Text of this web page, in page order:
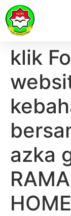
klik
azka